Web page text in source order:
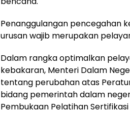
Penanggulangan pencegahan
urusan wajib merupakan
Dalam rangka optimalkan
kebakaran, Menteri Dalam
tentang perubahan atas
bidang pemerintah dalam
Pembukaan Pelatihan